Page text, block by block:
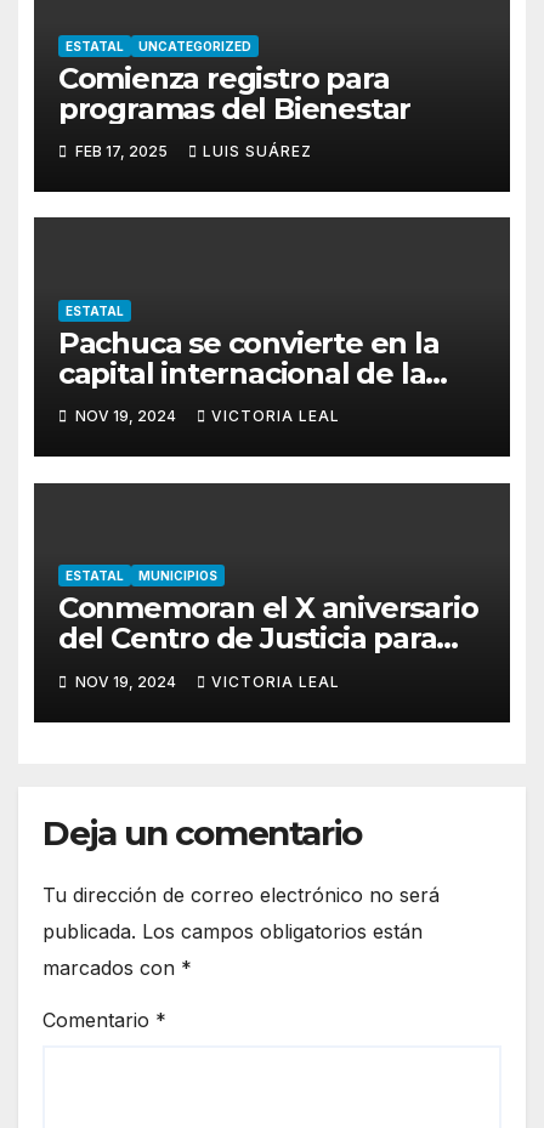
ESTATAL UNCATEGORIZED
Comienza registro para
programas del Bienestar
FEB 17, 2025 LUIS SUÁREZ
ESTATAL
Pachuca se convierte en la
capital internacional de la
salsa
NOV 19, 2024 VICTORIA LEAL
ESTATAL MUNICIPIOS
Conmemoran el X aniversario
del Centro de Justicia para
Mujeres de Hidalgo
NOV 19, 2024 VICTORIA LEAL
Deja un comentario
Tu dirección de correo electrónico no será
publicada. Los campos obligatorios están
marcados con *
Comentario *